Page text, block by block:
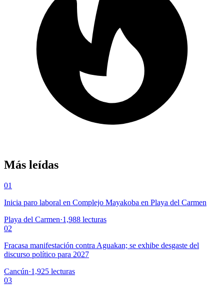
Más leídas
01
Inicia paro laboral en Complejo Mayakoba en Playa del Carmen
Playa del Carmen·1,988 lecturas
02
Fracasa manifestación contra Aguakan; se exhibe desgaste del
discurso político para 2027
Cancún·1,925 lecturas
03